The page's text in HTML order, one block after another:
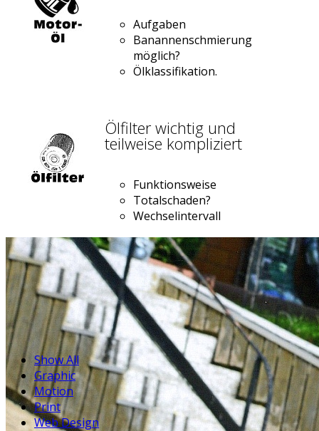
Aufgaben
Banannenschmierung
möglich?
Ölklassifikation.
Ölfilter wichtig und
teilweise kompliziert
Funktionsweise
Totalschaden?
Wechselintervall
Show All
Graphic
Motion
Print
Web Design